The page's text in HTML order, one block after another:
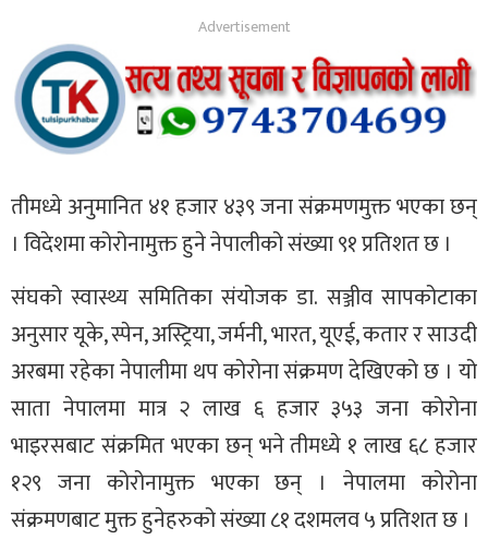
तीमध्ये अनुमानित ४१ हजार ४३९ जना संक्रमणमुक्त भएका छन्
। विदेशमा कोरोनामुक्त हुने नेपालीको संख्या ९१ प्रतिशत छ ।
संघको स्वास्थ्य समितिका संयोजक डा. सञ्जीव सापकोटाका
अनुसार यूके, स्पेन, अस्ट्रिया, जर्मनी, भारत, यूएई, कतार र साउदी
अरबमा रहेका नेपालीमा थप कोरोना संक्रमण देखिएको छ । यो
साता नेपालमा मात्र २ लाख ६ हजार ३५३ जना कोरोना
भाइरसबाट संक्रमित भएका छन् भने तीमध्ये १ लाख ६८ हजार
१२९ जना कोरोनामुक्त भएका छन् । नेपालमा कोरोना
संक्रमणबाट मुक्त हुनेहरुको संख्या ८१ दशमलव ५ प्रतिशत छ ।